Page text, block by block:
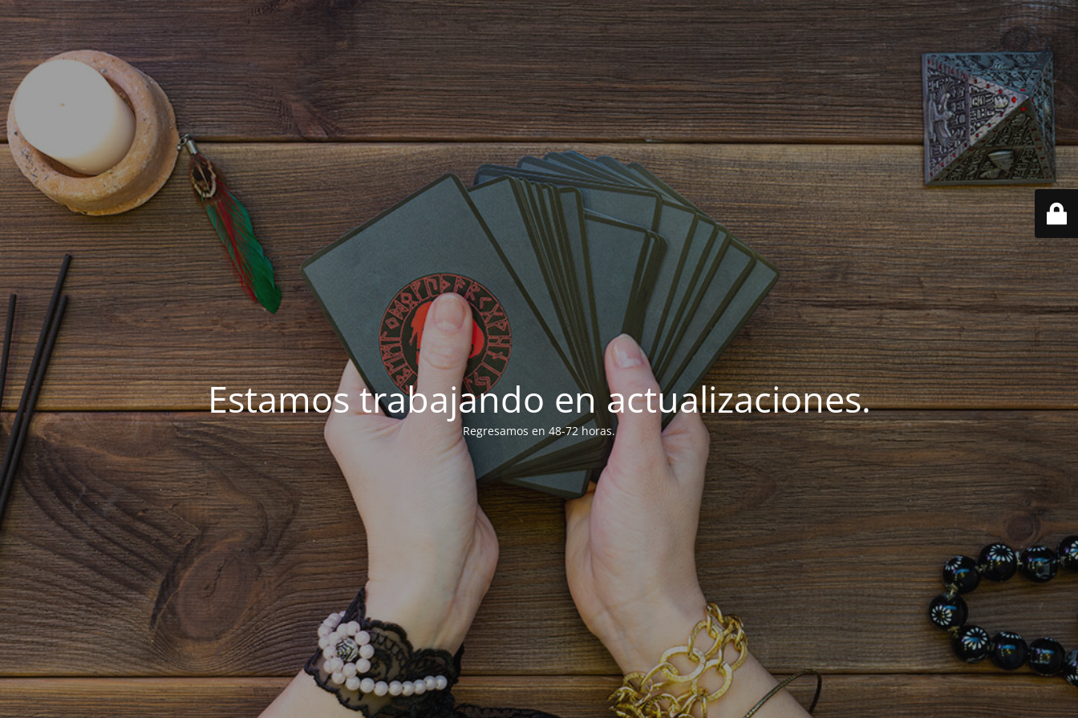
Estamos trabajando en actualizaciones.
Regresamos en 48-72 horas.